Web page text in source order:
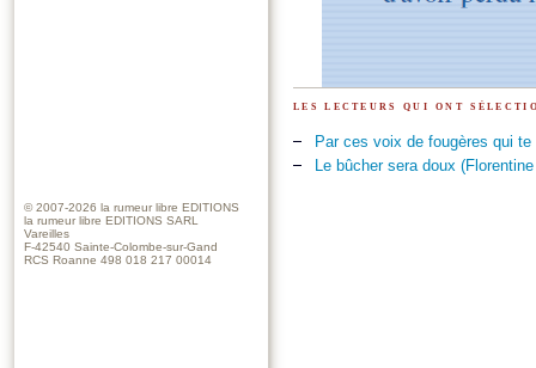
les lecteurs qui ont
Par ces voix de fougères qui
Le bûcher sera doux
© 2007-2026 la rumeur libre EDITIONS
la rumeur libre EDITIONS SARL
Vareilles
F-42540 Sainte-Colombe-sur-Gand
RCS Roanne 498 018 217 00014